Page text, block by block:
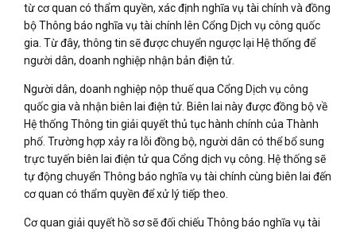
từ cơ quan có thẩm quyền, xác định nghĩa vụ tài chính và đồng
bộ Thông báo nghĩa vụ tài chính lên Cổng Dịch vụ công quốc
gia. Từ đây, thông tin sẽ được chuyển ngược lại Hệ thống để
người dân, doanh nghiệp nhận bản điện tử.
Người dân, doanh nghiệp nộp thuế qua Cổng Dịch vụ công
quốc gia và nhận biên lai điện tử. Biên lai này được đồng bộ về
Hệ thống Thông tin giải quyết thủ tục hành chính của Thành
phố. Trường hợp xảy ra lỗi đồng bộ, người dân có thể bổ sung
trực tuyến biên lai điện tử qua Cổng dịch vụ công. Hệ thống sẽ
tự động chuyển Thông báo nghĩa vụ tài chính cùng biên lai đến
cơ quan có thẩm quyền để xử lý tiếp theo.
Cơ quan giải quyết hồ sơ sẽ đối chiếu Thông báo nghĩa vụ tài